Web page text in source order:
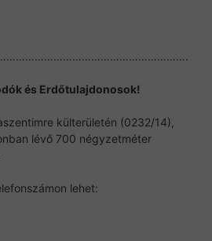
és Erdőtulajdonosok!
külterületén (0232/14),
lévő 700 négyzetméter
lehet: